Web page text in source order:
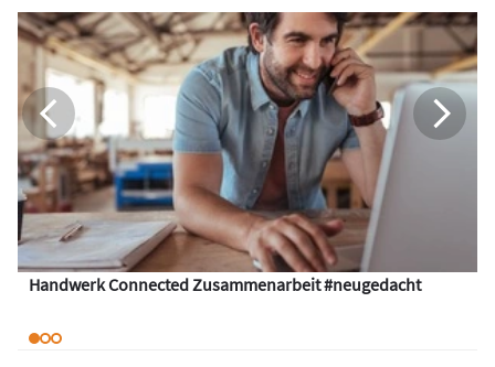
Handwerk Connected Zusammenarbeit #neugedacht